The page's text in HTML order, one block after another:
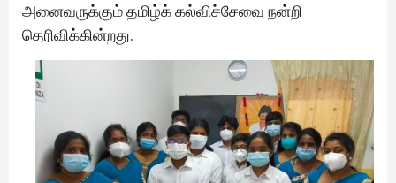
அனைவருக்கும் தமிழ்க் கல்விச்சேவை நன்றி
தெரிவிக்கின்றது.